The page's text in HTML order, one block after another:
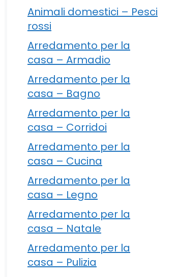
Animali domestici – Pesci
rossi
Arredamento per la
casa – Armadio
Arredamento per la
casa – Bagno
Arredamento per la
casa – Corridoi
Arredamento per la
casa – Cucina
Arredamento per la
casa – Legno
Arredamento per la
casa – Natale
Arredamento per la
casa – Pulizia